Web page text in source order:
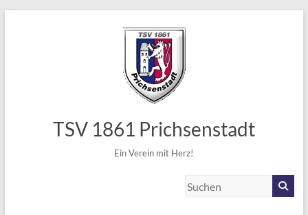
TSV 1861 Prichsenstadt
Ein Verein mit Herz!